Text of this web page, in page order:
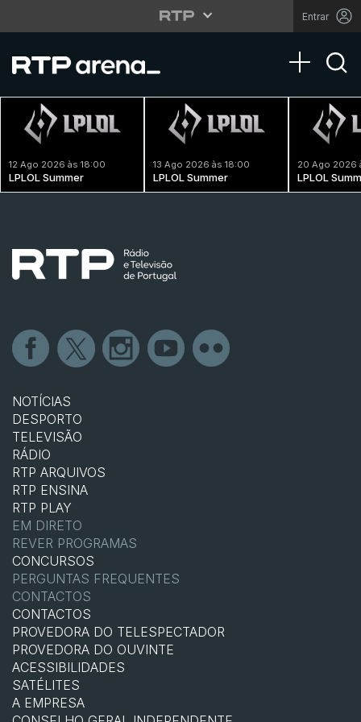
Entrar
Toggle
12 Ago 2026 às 18:00
LPLOL Summer
13 Ago 2026 às 18:00
LPLOL Summer
20 Ago 2026
LPLOL
NOTÍCIAS
DESPORTO
TELEVISÃO
RÁDIO
RTP ARQUIVOS
RTP ENSINA
RTP PLAY
EM DIRETO
REVER PROGRAMAS
CONCURSOS
PERGUNTAS FREQUENTES
CONTACTOS
CONTACTOS
PROVEDORA DO TELESPECTADOR
PROVEDORA DO OUVINTE
ACESSIBILIDADES
SATÉLITES
A EMPRESA